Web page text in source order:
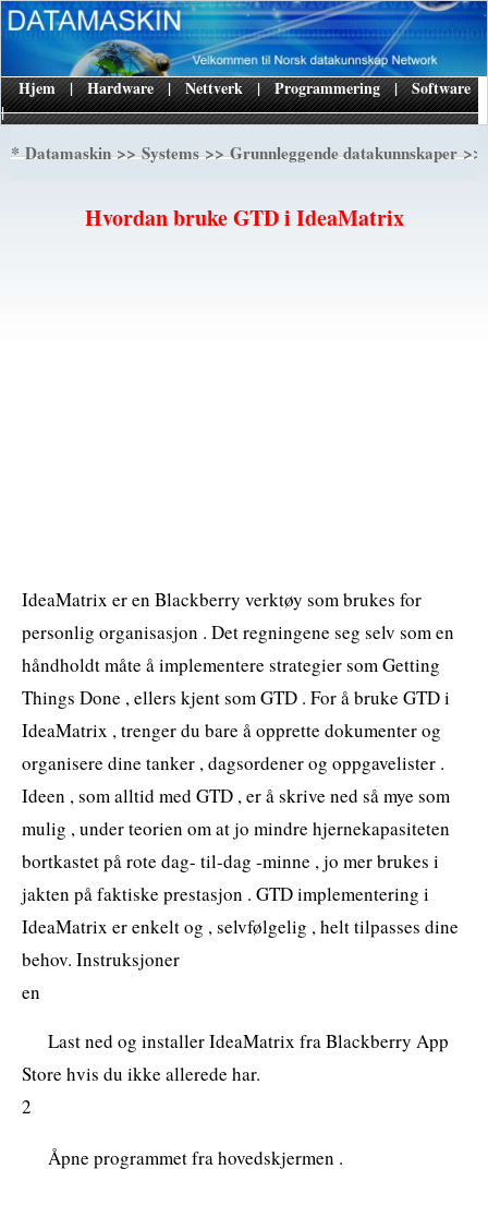
|
Hjem | Hardware | Nettverk | Programmering | Software
*Datamaskin>>Systems>>Grunnleggende datakunnskaper>>
Hvordan bruke GTD i IdeaMatrix
IdeaMatrix er en Blackberry verktøy som brukes for
personlig organisasjon . Det regningene seg selv som en
håndholdt måte å implementere strategier som Getting
Things Done , ellers kjent som GTD . For å bruke GTD i
IdeaMatrix , trenger du bare å opprette dokumenter og
organisere dine tanker , dagsordener og oppgavelister .
Ideen , som alltid med GTD , er å skrive ned så mye som
mulig , under teorien om at jo mindre hjernekapasiteten
bortkastet på rote dag- til-dag -minne , jo mer brukes i
jakten på faktiske prestasjon . GTD implementering i
IdeaMatrix er enkelt og , selvfølgelig , helt tilpasses dine
behov. Instruksjoner
en
Last ned og installer IdeaMatrix fra Blackberry App
Store hvis du ikke allerede har.
2
Åpne programmet fra hovedskjermen .